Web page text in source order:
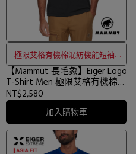
極限艾格有機棉混紡機能短袖T
恤
【Mammut 長毛象】Eiger Logo
T-Shirt Men 極限艾格有機棉混
紡機能短袖T恤 黑色 男款
#1017-06840
NT$2,580
加入購物車